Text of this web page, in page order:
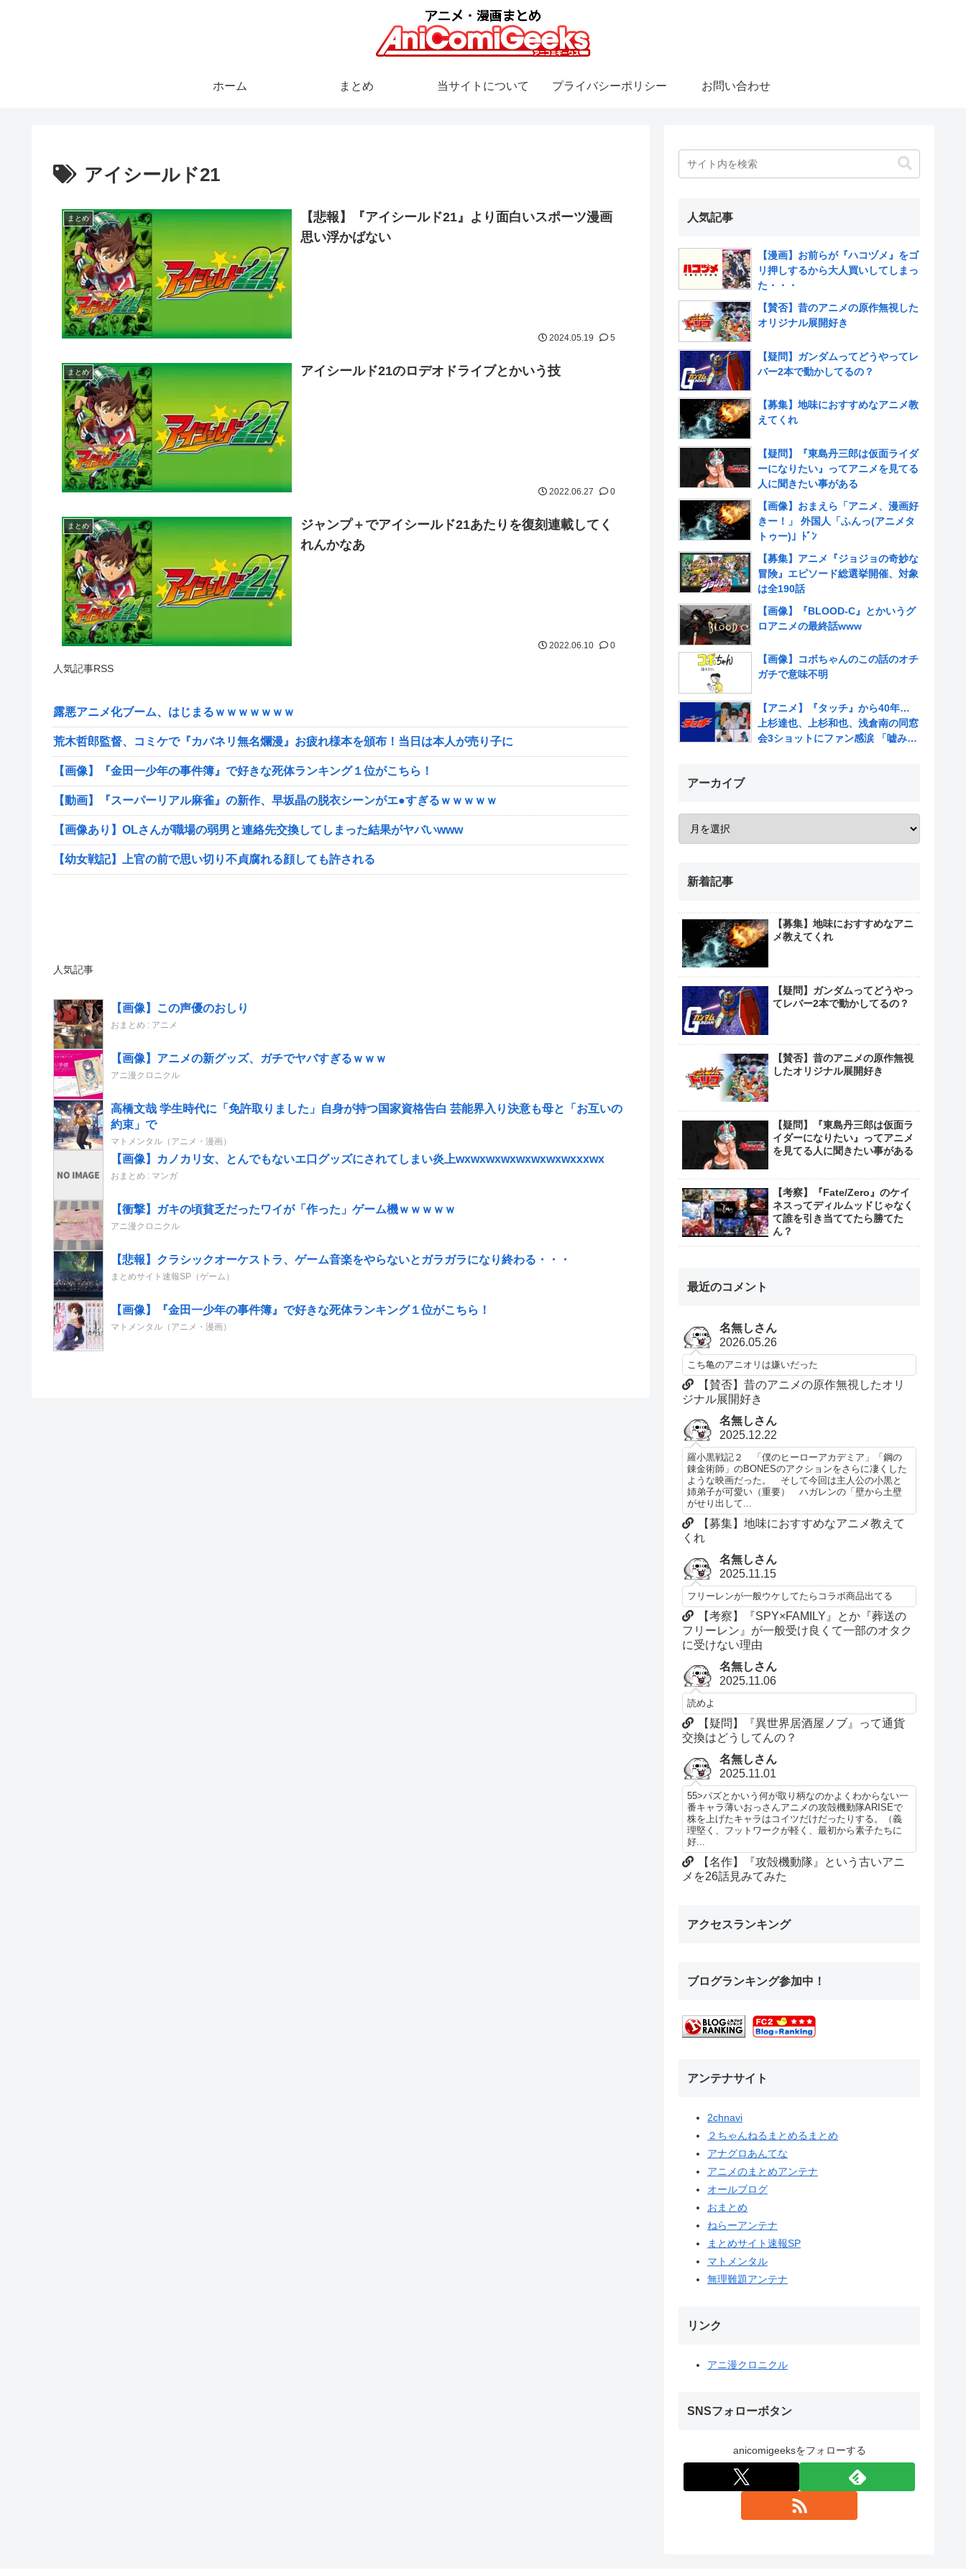
ホーム まとめ 当サイトについて プライバシーポリシー お問い合わせ
アイシールド21
まとめ
【悲報】『アイシールド21』より面白いスポーツ漫画
思い浮かばない
2024.05.19 5
まとめ アイシールド21のロデオドライブとかいう技
2022.06.27 0
まとめ
ジャンプ＋でアイシールド21あたりを復刻連載してく
れんかなあ
2022.06.10 0
人気記事RSS
露悪アニメ化ブーム、はじまるｗｗｗｗｗｗｗ
荒木哲郎監督、コミケで『カバネリ無名爛漫』お疲れ様本を頒布！当日は本人が売り子に
【画像】『金田一少年の事件簿』で好きな死体ランキング１位がこちら！
【動画】『スーパーリアル麻雀』の新作、早坂晶の脱衣シーンがエ●すぎるｗｗｗｗｗ
【画像あり】OLさんが職場の弱男と連絡先交換してしまった結果がヤバいwww
【幼女戦記】上官の前で思い切り不貞腐れる顔しても許される
人気記事
【画像】この声優のおしり
おまとめ : アニメ
【画像】アニメの新グッズ、ガチでヤバすぎるｗｗｗ
アニ漫クロニクル
高橋文哉 学生時代に「免許取りました」自身が持つ国家資格告白 芸能界入り決意も母と「お互いの
約束」で
マトメンタル（アニメ・漫画）
【画像】カノカリ女、とんでもないエ口グッズにされてしまい炎上wxwxwxwxwxwxwxwxxxwx
おまとめ : マンガ
【衝撃】ガキの頃貧乏だったワイが「作った」ゲーム機ｗｗｗｗｗ
アニ漫クロニクル
【悲報】クラシックオーケストラ、ゲーム音楽をやらないとガラガラになり終わる・・・
まとめサイト速報SP（ゲーム）
【画像】『金田一少年の事件簿』で好きな死体ランキング１位がこちら！
マトメンタル（アニメ・漫画）
人気記事
【漫画】お前らが『ハコヅメ』をゴ
リ押しするから大人買いしてしまっ
た・・・
【賛否】昔のアニメの原作無視した
オリジナル展開好き
【疑問】ガンダムってどうやってレ
バー2本で動かしてるの？
【募集】地味におすすめなアニメ教
えてくれ
【疑問】『東島丹三郎は仮面ライダ
ーになりたい』ってアニメを見てる
人に聞きたい事がある
【画像】おまえら「アニメ、漫画好
きー！」 外国人「ふんっ(アニメタ
トゥー)」ﾄﾞﾝ
【募集】アニメ『ジョジョの奇妙な
冒険』エピソード総選挙開催、対象
は全190話
【画像】『BLOOD-C』とかいうグ
ロアニメの最終話www
【画像】コボちゃんのこの話のオチ
ガチで意味不明
【アニメ】『タッチ』から40年…
上杉達也、上杉和也、浅倉南の同窓
会3ショットにファン感涙 「嘘みた
アーカイブ
新着記事
【募集】地味におすすめなアニ
メ教えてくれ
【疑問】ガンダムってどうやっ
てレバー2本で動かしてるの？
【賛否】昔のアニメの原作無視
したオリジナル展開好き
【疑問】『東島丹三郎は仮面ラ
イダーになりたい』ってアニメ
を見てる人に聞きたい事がある
【考察】『Fate/Zero』のケイ
ネスってディルムッドじゃなく
て誰を引き当ててたら勝てた
ん？
最近のコメント
名無しさん
2026.05.26
こち亀のアニオリは嫌いだった
【賛否】昔のアニメの原作無視したオリ
ジナル展開好き
名無しさん
2025.12.22
羅小黒戦記２ 「僕のヒーローアカデミア」「鋼の
錬金術師」のBONESのアクションをさらに凄くした
ような映画だった。 そして今回は主人公の小黒と
姉弟子が可愛い（重要） ハガレンの「壁から土壁
がせり出して...
【募集】地味におすすめなアニメ教えて
くれ
名無しさん
2025.11.15
フリーレンが一般ウケしてたらコラボ商品出てる
【考察】『SPY×FAMILY』とか『葬送の
フリーレン』が一般受け良くて一部のオタク
に受けない理由
名無しさん
2025.11.06
読めよ
【疑問】『異世界居酒屋ノブ』って通貨
交換はどうしてんの？
名無しさん
2025.11.01
55>パズとかいう何が取り柄なのかよくわからない一
番キャラ薄いおっさんアニメの攻殻機動隊ARISEで
株を上げたキャラはコイツだけだったりする。（義
理堅く、フットワークが軽く、最初から素子たちに
好...
【名作】『攻殻機動隊』という古いアニ
メを26話見みてみた
アクセスランキング
ブログランキング参加中！
アンテナサイト
2chnavi
２ちゃんねるまとめるまとめ
アナグロあんてな
アニメのまとめアンテナ
オールブログ
おまとめ
ねらーアンテナ
まとめサイト速報SP
マトメンタル
無理難題アンテナ
リンク
アニ漫クロニクル
SNSフォローボタン
anicomigeeksをフォローする